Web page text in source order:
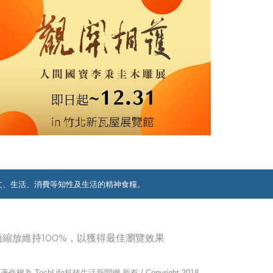
生活、消費等知性及生活的精神食糧。
放維持100%，以獲得最佳瀏覽效果